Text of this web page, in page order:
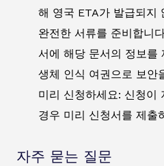
해 영국 ETA가 발급되지
완전한 서류를 준비합니
서에 해당 문서의 정보를
생체 인식 여권으로 보안
미리 신청하세요: 신청이
경우 미리 신청서를 제출
자주 묻는 질문